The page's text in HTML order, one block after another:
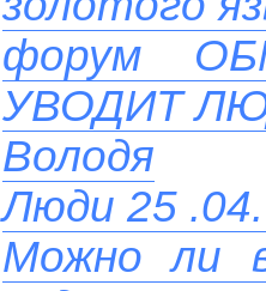
форум
УВОДИТ
Володя
Люди 25
Можно ли